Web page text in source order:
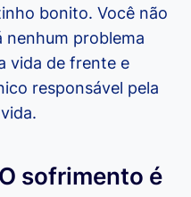
bonito. Você não
nenhum problema
vida de frente e
responsável pela
O sofrimento é